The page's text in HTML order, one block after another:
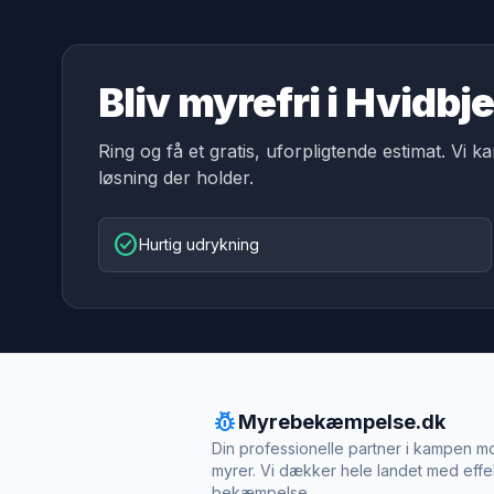
Bliv myrefri i
Ring og få et gratis, uforpligtende estimat. Vi
løsning der holder.
check_circleHurtig udrykning
pest_controlMyrebekæmpelse.dk
Din professionelle partner i kampen
myrer. Vi dækker hele landet med